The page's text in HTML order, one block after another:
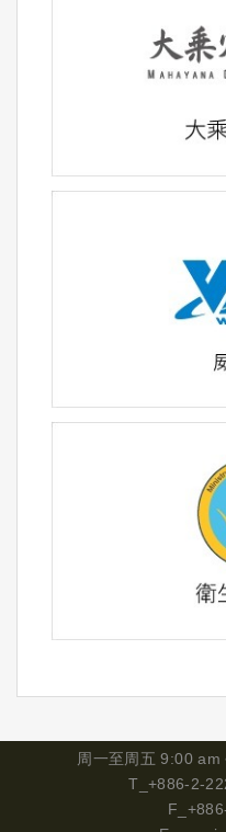
周一至周五 9:00 am
T_+886-2-